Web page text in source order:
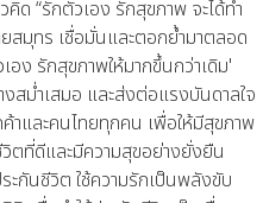
ด “รักตัวเอง รักสุขภาพ จะได้ทำ
สมุทร เชื่อมั่นและตอกย้ำมาตลอด
อง รักสุขภาพให้มากขึ้นกว่าเดิม'
สม่ำเสมอ และส่งต่อแรงบันดาลใจ
าและคนไทยทุกคน เพื่อให้มีสุขภาพ
ตที่ดีและมีความสุขอย่างยั่งยืน
นชีวิต ใช้ความรักเป็นพลังขับ